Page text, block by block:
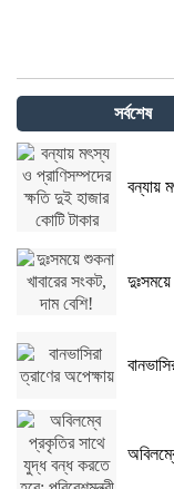
সর্বশেষ
বন্যায়
দুঃসময়ে